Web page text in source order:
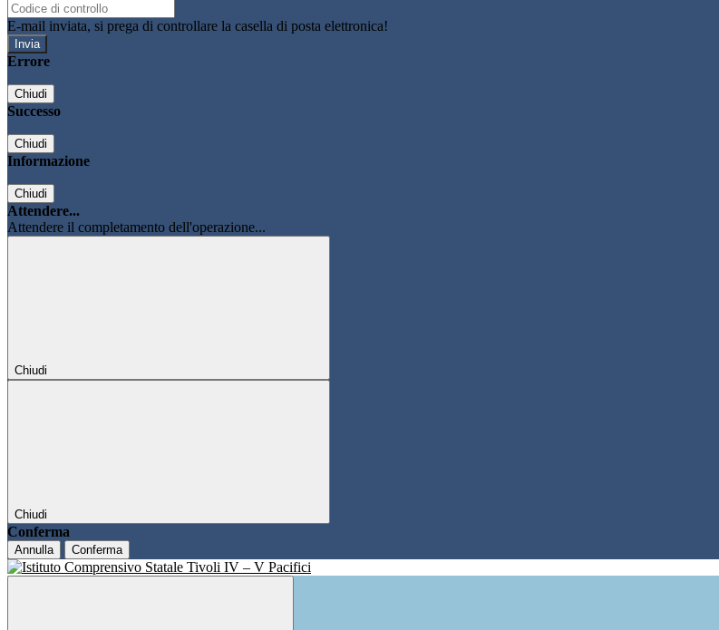
E-mail inviata, si prega di controllare la casella di posta elettronica!
Errore
Chiudi
Successo
Chiudi
Informazione
Chiudi
Attendere...
Attendere il completamento dell'operazione...
Chiudi
Chiudi
Conferma
Annulla Conferma